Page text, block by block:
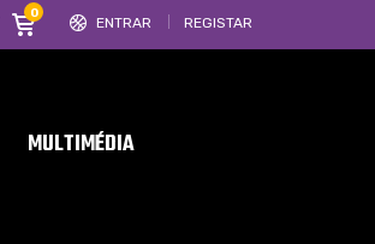
ENTRAR REGISTAR
0
MULTIMÉDIA